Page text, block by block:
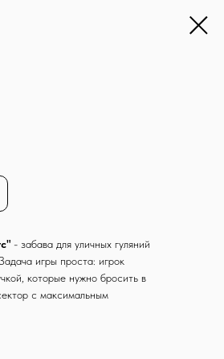
- забава для уличных гуляний
игры проста: игрок
которые нужно бросить в
с максимальным